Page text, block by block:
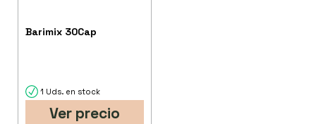
Barimix 30Cap
1 Uds. en stock
Ver precio